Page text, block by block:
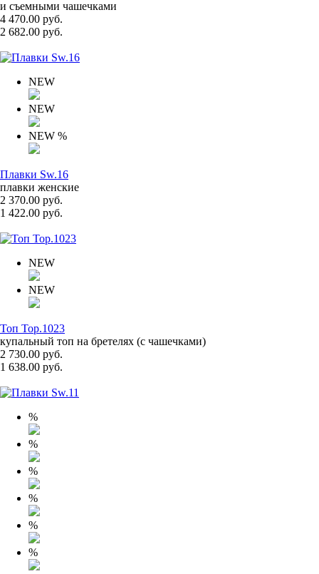
и съемными чашечками
4 470.00 руб.
2 682.00 руб.
NEW
NEW
NEW %
Плавки Sw.16
плавки женские
2 370.00 руб.
1 422.00 руб.
NEW
NEW
Топ Top.1023
купальный топ на бретелях (с чашечками)
2 730.00 руб.
1 638.00 руб.
%
%
%
%
%
%